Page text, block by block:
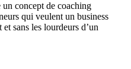
concept de coaching
qui veulent un business
sans les lourdeurs d’un